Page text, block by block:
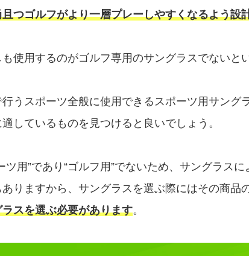
つゴルフがより一層プレーしやすくなるよう設
使用するのがゴルフ専用のサングラスでないと
うスポーツ全般に使用できるスポーツ用サング
しているものを見つけると良いでしょう。
ツ用”であり“ゴルフ用”でないため、サングラス
りますから、サングラスを選ぶ際にはその商品
スを選ぶ必要があります。